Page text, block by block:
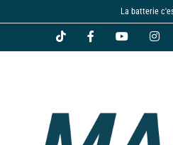
au
La batterie
Tiktok FacebookYouTube